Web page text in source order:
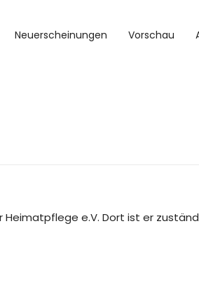
Neuerscheinungen Vorschau
e.V. Dort ist er